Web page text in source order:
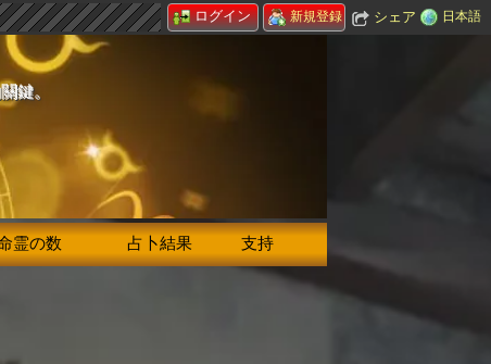
ログイン 新規登録 シェア 日本語
鍵。
霊の数 占卜結果 支持